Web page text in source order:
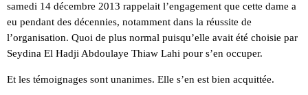
samedi 14 décembre 2013 rappelait l’engagement que cette dame a
eu pendant des décennies, notamment dans la réussite de
l’organisation. Quoi de plus normal puisqu’elle avait été choisie par
Seydina El Hadji Abdoulaye Thiaw Lahi pour s’en occuper.
Et les témoignages sont unanimes. Elle s’en est bien acquittée.